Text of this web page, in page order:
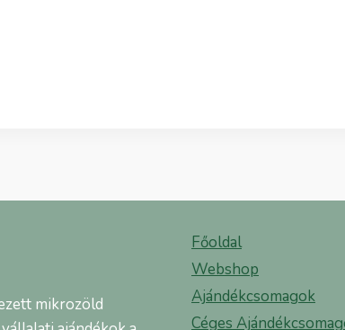
mikrozöld
Főoldal
Webshop
Ajándékcsomagok
Céges